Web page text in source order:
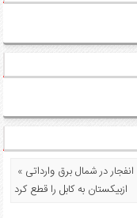
« انفجار در شمال برق وارداتی
ازبیکستان به کابل را قطع کرد